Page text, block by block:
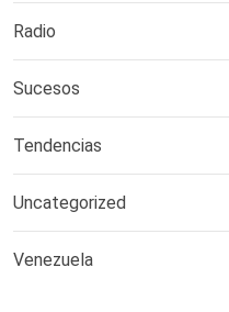
Radio
Sucesos
Tendencias
Uncategorized
Venezuela